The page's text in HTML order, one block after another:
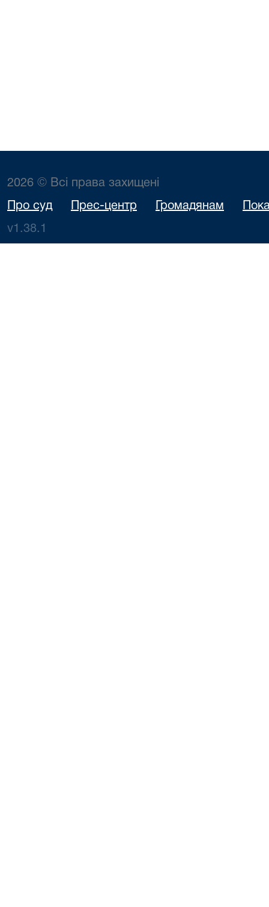
2026 © Всі права захищені
Про суд Прес-центр Громадянам
v1.38.1